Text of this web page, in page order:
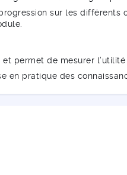
sur les
permet de mesurer
en pratique des